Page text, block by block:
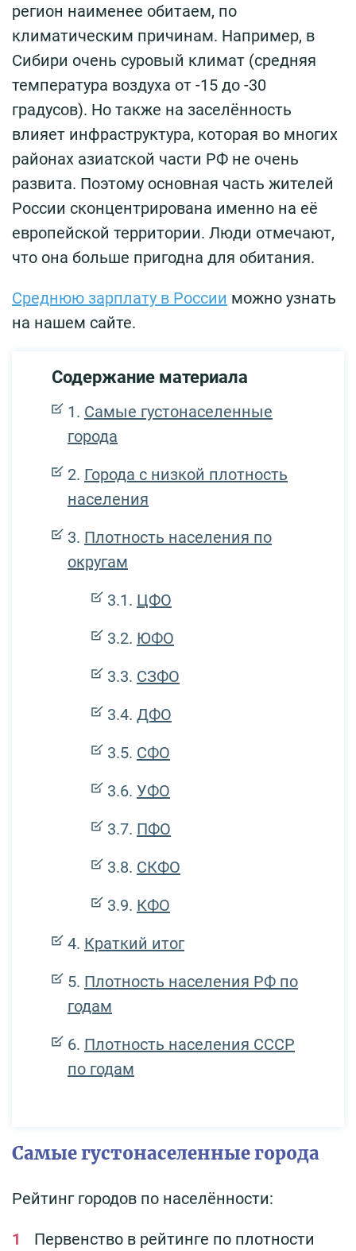
регион наименее обитаем, по
климатическим причинам. Например, в
Сибири очень суровый климат (средняя
температура воздуха от -15 до -30
градусов). Но также на заселённость
влияет инфраструктура, которая во многих
районах азиатской части РФ не очень
развита. Поэтому основная часть жителей
России сконцентрирована именно на её
европейской территории. Люди отмечают,
что она больше пригодна для обитания.
Среднюю зарплату в России можно узнать
на нашем сайте.
Содержание материала
Самые густонаселенные
города
Города с низкой плотность
населения
Плотность населения по
округам
ЦФО
ЮФО
СЗФО
ДФО
СФО
УФО
ПФО
СКФО
КФО
Краткий итог
Плотность населения РФ по
годам
Плотность населения СССР
по годам
Самые густонаселенные города
Рейтинг городов по населённости:
Первенство в рейтинге по плотности